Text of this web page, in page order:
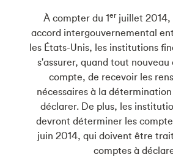
À compter du 1erjuillet 2014,
accord intergouvernemental
les États-Unis, les institutions
s'assurer, quand tout
compte, de recevoir les
nécessaires à la
déclarer. De plus, les
devront déterminer les
juin 2014, qui doivent être
comptes à